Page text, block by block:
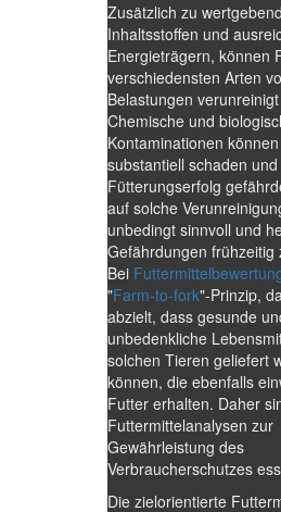
Zusätzlich zu
Inhaltsstoffen und
Energieträgern, können
verschiedensten Arten
Belastungen
Chemische und
Kontaminationen
substantiell schaden
Fütterungserfolg
auf solche
unbedingt sinnvoll und
Gefährdungen frühzeitig
Bei
"Farm-to-fork"-Prinzip,
abzielt, dass gesunde
unbedenkliche
solchen Tieren geliefert
können, die ebenfalls
Futter erhalten. Daher
Futtermittelanalysen zur
Gewährleistung des
Verbraucherschutzes
Die zielorientierte